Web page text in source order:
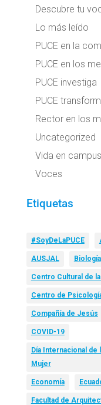
Descubre tu
Lo más leído
PUCE en la
PUCE en los
PUCE investiga
PUCE
Rector en los
Uncategorized
Vida en campus
Voces
Etiquetas
#SoyDeLaPUCE
AUSJAL Biología
Centro Cultural de la
Centro de
Compañía de Jesús
COVID-19
Día Internacional de
Mujer
Economía
Facultad de